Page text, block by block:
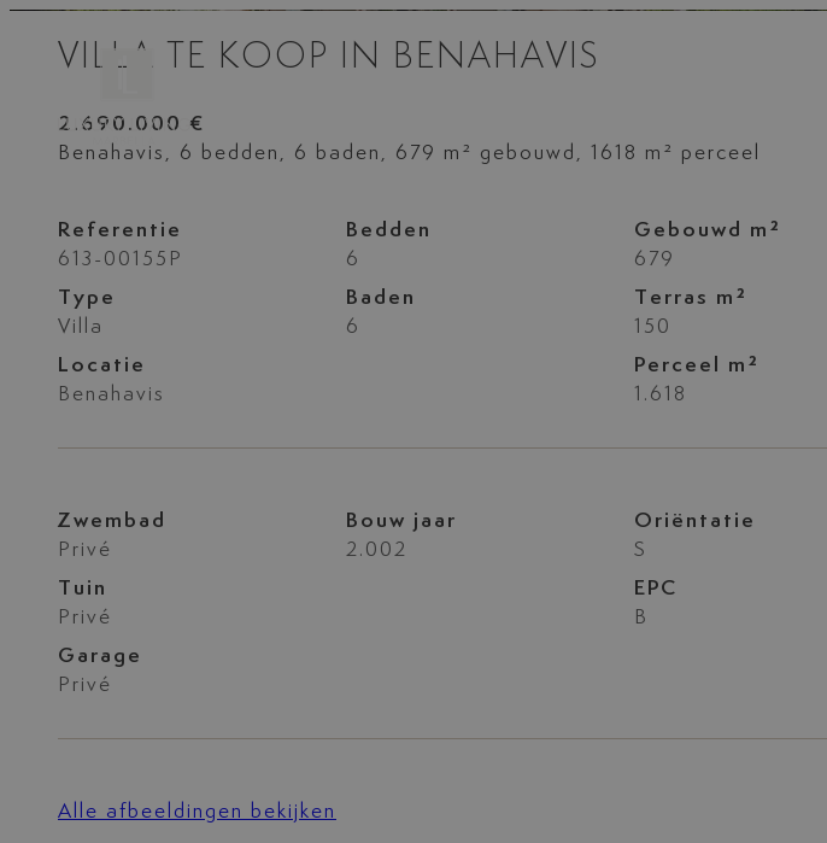
VILLA TE KOOP IN BENAHAVIS
2.690.000 €
Benahavis, 6 bedden, 6 baden, 679 m² gebouwd, 1618 m² perceel
Referentie
613-00155P
Type
Villa
Locatie
Benahavis
Bedden
6
Baden
6
Gebouwd m²
679
Terras m²
150
Perceel m²
1.618
Zwembad
Privé
Tuin
Privé
Garage
Privé
Bouw jaar
2.002
Oriëntatie
S
EPC
B
Alle afbeeldingen bekijken